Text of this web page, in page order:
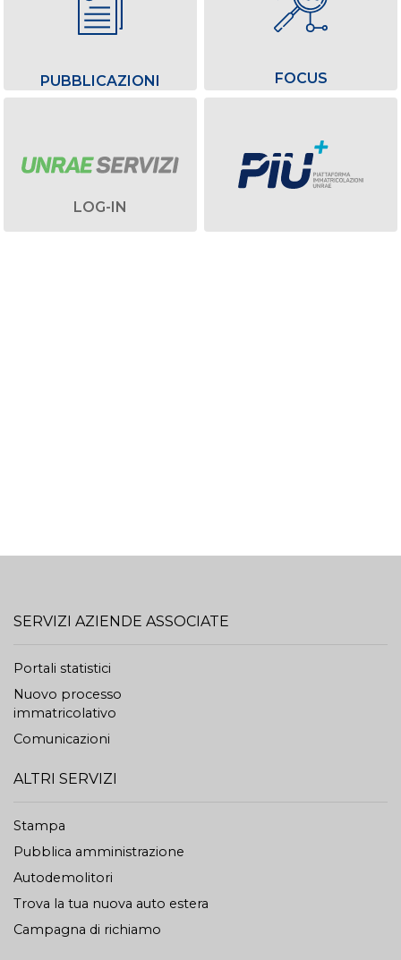
PUBBLICAZIONI FOCUS
LOG-IN
SERVIZI AZIENDE ASSOCIATE
Portali statistici
Nuovo processo
immatricolativo
Comunicazioni
ALTRI SERVIZI
Stampa
Pubblica amministrazione
Autodemolitori
Trova la tua nuova auto estera
Campagna di richiamo